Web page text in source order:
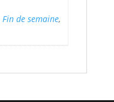
Fin de semaine,